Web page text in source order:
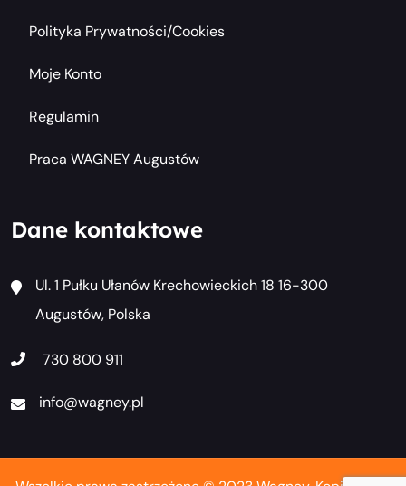
Polityka Prywatności/cookies
Moje Konto
Regulamin
Praca WAGNEY Augustów
Dane kontaktowe
Ul. 1 Pułku Ułanów Krechowieckich 18 16-300
Augustów, Polska
730 800 911
info@wagney.pl